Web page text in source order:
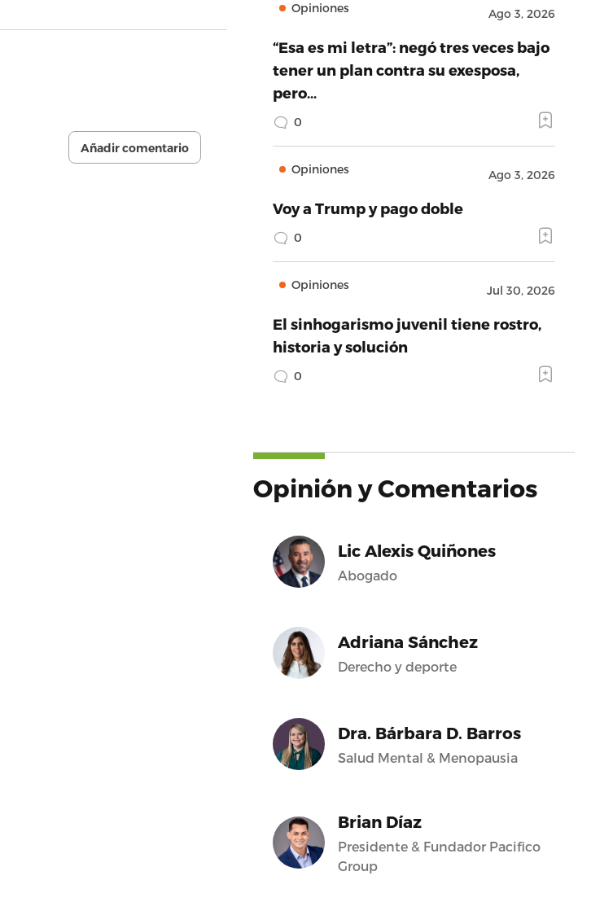
Añadir comentario
Opiniones Ago 3, 2026
“Esa es mi letra”: negó tres veces bajo
tener un plan contra su exesposa,
pero…
0
Opiniones Ago 3, 2026
Voy a Trump y pago doble
0
Opiniones Jul 30, 2026
El sinhogarismo juvenil tiene rostro,
historia y solución
0
Opinión y Comentarios
Lic Alexis Quiñones
Abogado
Adriana Sánchez
Derecho y deporte
Dra. Bárbara D. Barros
Salud Mental & Menopausia
Brian Díaz
Presidente & Fundador Pacifico
Group